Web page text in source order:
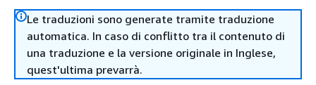
Le traduzioni sono generate tramite traduzione
automatica. In caso di conflitto tra il contenuto di
una traduzione e la versione originale in Inglese,
quest'ultima prevarrà.